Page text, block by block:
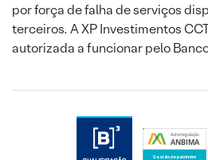
por força de falha de serviços
terceiros. A XP Investimentos
autorizada a funcionar pelo